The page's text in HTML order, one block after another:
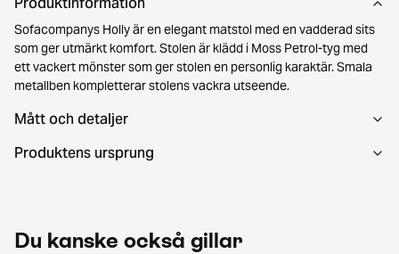
Sofacompanys Holly är en elegant matstol med en vadderad sits
som ger utmärkt komfort. Stolen är klädd i Moss Petrol-tyg med
ett vackert mönster som ger stolen en personlig karaktär. Smala
metallben kompletterar stolens vackra utseende.
Mått och detaljer
Produktens ursprung
Du kanske också gillar